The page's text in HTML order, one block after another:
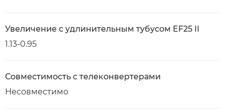
Увеличение с удлинительным тубусом EF25 II
1.13-0.95
Совместимость с телеконвертерами
Несовместимо